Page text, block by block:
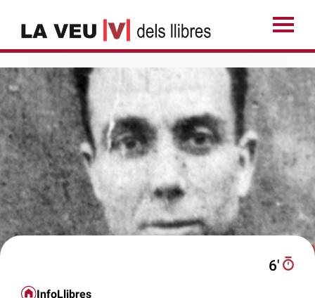
6′
InfoLlibres